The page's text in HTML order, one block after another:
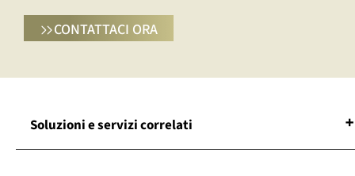
CONTATTACI ORA
Soluzioni e servizi correlati